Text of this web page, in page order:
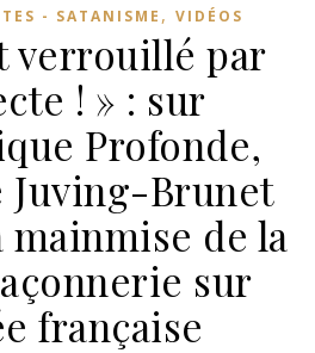
- SATANISME , VIDÉOS
verrouillé par
! » : sur
Profonde,
Juving-Brunet
mainmise de la
sur
française